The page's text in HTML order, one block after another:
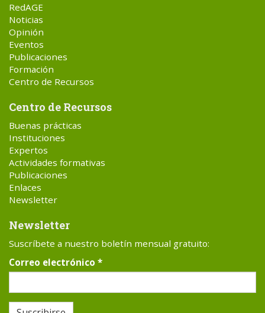
RedAGE
Noticias
Opinión
Eventos
Publicaciones
Formación
Centro de Recursos
Centro de Recursos
Buenas prácticas
Instituciones
Expertos
Actividades formativas
Publicaciones
Enlaces
Newsletter
Newsletter
Suscríbete a nuestro boletín mensual gratuito:
Correo electrónico *